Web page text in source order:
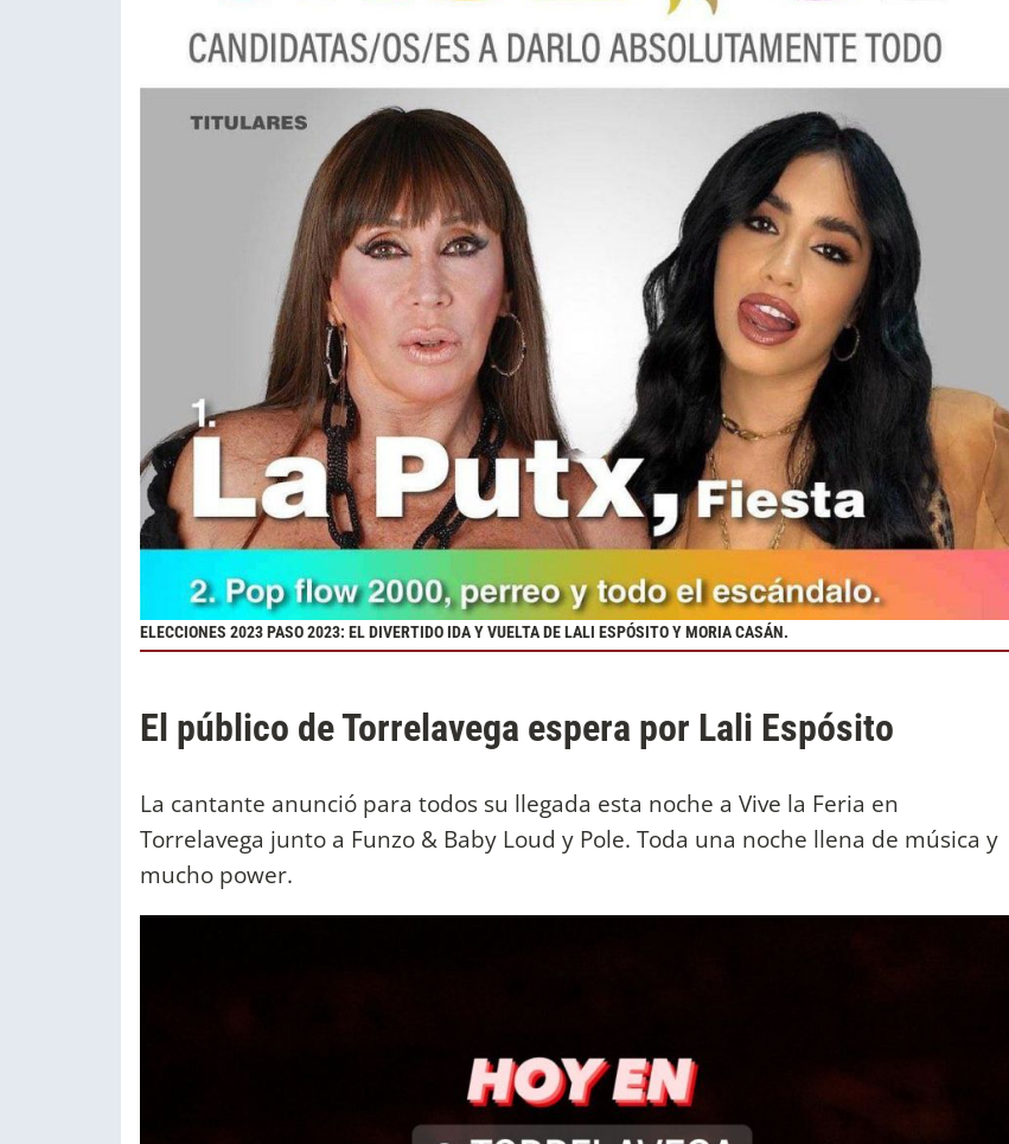
ELECCIONES 2023 PASO 2023: EL DIVERTIDO IDA Y VUELTA DE LALI ESPÓSITO Y MORIA CASÁN.
El público de Torrelavega espera por Lali Espósito
La cantante anunció para todos su llegada esta noche a Vive la Feria en
Torrelavega junto a Funzo & Baby Loud y Pole. Toda una noche llena de música y
mucho power.